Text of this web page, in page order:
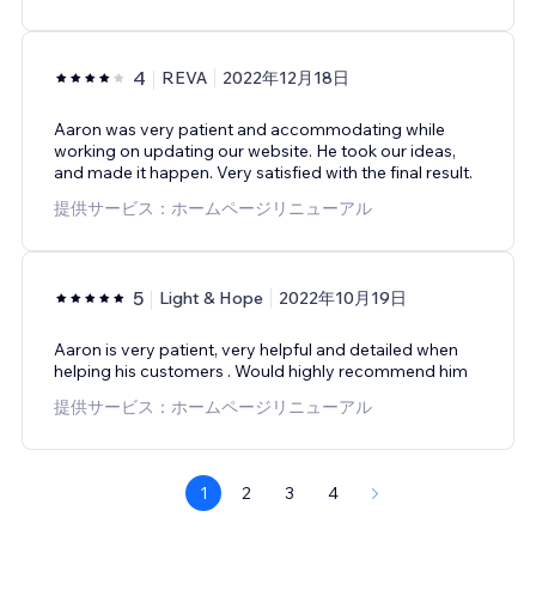
4 REVA 2022年12月18日
Aaron was very patient and accommodating while
working on updating our website. He took our ideas,
and made it happen. Very satisfied with the final result.
提供サービス：ホームページリニューアル
5 Light & Hope 2022年10月19日
Aaron is very patient, very helpful and detailed when
helping his customers . Would highly recommend him
提供サービス：ホームページリニューアル
1 2 3 4